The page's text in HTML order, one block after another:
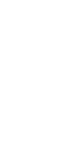
lives of this
and family